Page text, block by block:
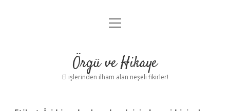
Anasayfa
Yasal Uyarı
menüyü
Örgü ve Hikaye
El işlerinden ilham alan neşeli fikirler!